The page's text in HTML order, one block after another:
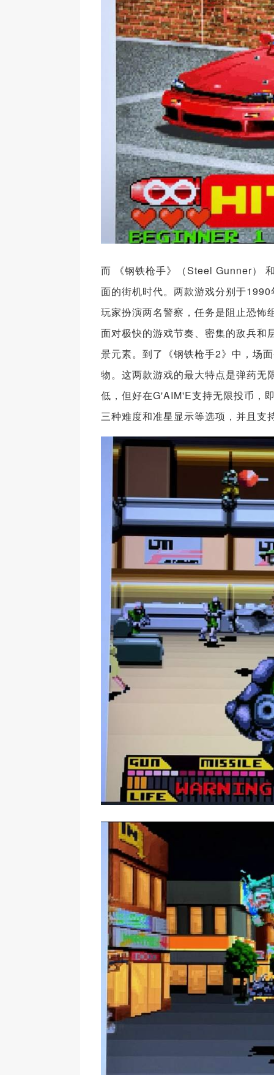
而 《钢铁枪手》（Steel Gunner）
面的街机时代。两款游戏分别于
玩家扮演两名警察，任务是阻止恐怖
面对极快的游戏节奏、密集的敌兵和
景元素。到了《钢铁枪手2》中，场
物。这两款游戏的最大特点是弹药无
低，但好在G'AIM'E支持无限投币，
三种难度和准星显示等选项，并且支